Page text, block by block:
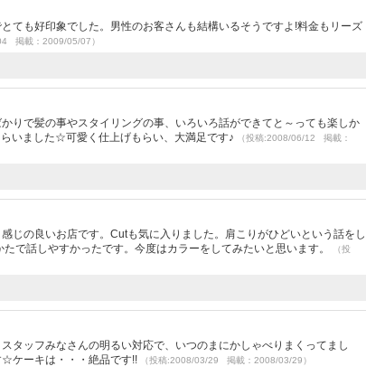
ても好印象でした。男性のお客さんも結構いるそうですよ!料金もリーズ
掲載：2009/05/07）
りで髪の事やスタイリングの事、いろいろ話ができてと～っても楽しか
いました☆可愛く仕上げもらい、大満足です♪
（投稿:2008/06/12 掲載：
じの良いお店です。Cutも気に入りました。肩こりがひどいという話をし
で話しやすかったです。今度はカラーをしてみたいと思います。
（投
タッフみなさんの明るい対応で、いつのまにかしゃべりまくってまし
ケーキは・・・絶品です!!
（投稿:2008/03/29 掲載：2008/03/29）